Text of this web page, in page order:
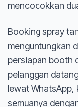
mencocokkan
Booking spray
menguntungkan
persiapan booth
pelanggan
lewat WhatsApp,
semuanya